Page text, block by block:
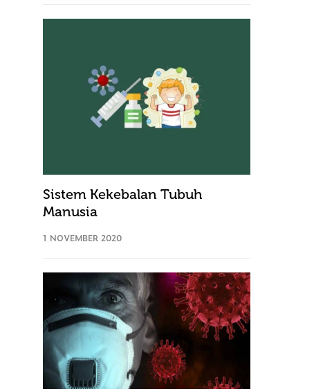
Sistem Kekebalan Tubuh
Manusia
1 NOVEMBER 2020